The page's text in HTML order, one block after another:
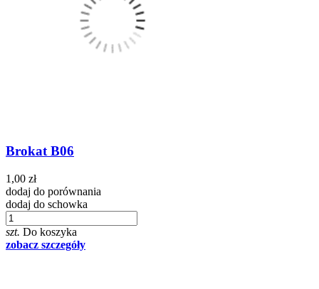
Brokat B06
1,00 zł
dodaj do porównania
dodaj do schowka
szt. Do koszyka
zobacz szczegóły